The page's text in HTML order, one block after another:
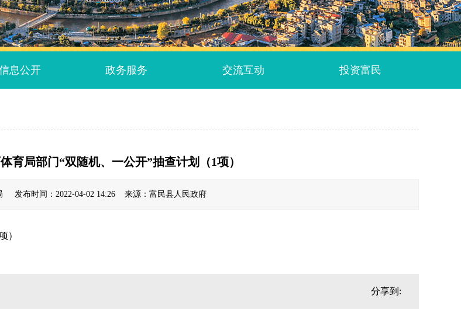
息公开 政务服务 交流互动 投资富民
育局部门“双随机、一公开”抽查计划（1项）
发布时间：2022-04-02 14:26 来源：富民县人民政府
）
分享到: